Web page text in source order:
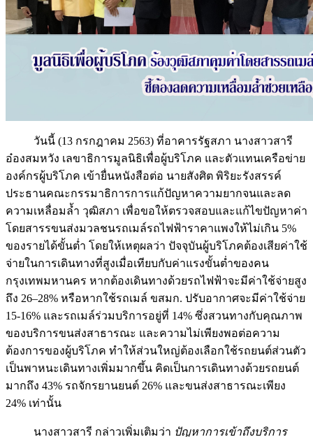
วันนี้ (13 กรกฎาคม 2563) ที่อาคารรัฐสภา นางสาวสารี
อ๋องสมหวัง เลขาธิการมูลนิธิเพื่อผู้บริโภค และตัวแทนเครือข่าย
องค์กรผู้บริโภค เข้ายื่นหนังสือต่อ นายสังศิต พิริยะรังสรรค์
ประธานคณะกรรมาธิการการแก้ปัญหาความยากจนและลด
ความเหลื่อมล้ำ วุฒิสภา เพื่อขอให้ตรวจสอบและแก้ไขปัญหาค่า
โดยสารรขนส่งมวลชนรถเมล์รถไฟฟ้าราคาแพงให้ไม่เกิน 5%
ของรายได้ขั้นต่ำ โดยให้เหตุผลว่า ปัจจุบันผู้บริโภคต้องเสียค่าใช้
จ่ายในการเดินทางที่สูงเมื่อเทียบกับค่าแรงขั้นต่ำของคน
กรุงเทพมหานคร หากต้องเดินทางด้วยรถไฟฟ้าจะมีค่าใช้จ่ายสูง
ถึง 26–28% หรือหากใช้รถเมล์ ขสมก. ปรับอากาศจะมีค่าใช้จ่าย
15-16% และรถเมล์ร่วมบริการอยู่ที่ 14% ซึ่งสวนทางกับคุณภาพ
ของบริการขนส่งสาธารณะ และความไม่เพียงพอต่อความ
ต้องการของผู้บริโภค ทำให้ส่วนใหญ่ต้องเลือกใช้รถยนต์ส่วนตัว
เป็นพาหนะเดินทางเพิ่มมากขึ้น คิดเป็นการเดินทางด้วยรถยนต์
มากถึง 43% รถจักรยานยนต์ 26% และขนส่งสาธารณะเพียง
24% เท่านั้น
นางสาวสารี กล่าวเพิ่มเติมว่า ปัญหาการเข้าถึงบริการ